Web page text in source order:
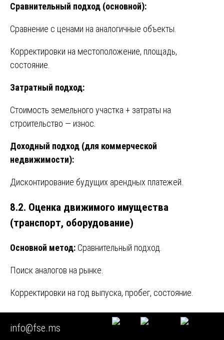
Сравнительный подход (основной):
Сравнение с ценами на аналогичные объекты.
Корректировки на местоположение, площадь,
состояние.
Затратный подход:
Стоимость земельного участка + затраты на
строительство — износ.
Доходный подход (для коммерческой
недвижимости):
Дисконтирование будущих арендных платежей.
8.2. Оценка движимого имущества
(транспорт, оборудование)
Основной метод: Сравнительный подход.
Поиск аналогов на рынке.
Корректировки на год выпуска, пробег, состояние.
8.3. Оценка бизнеса (метод чистых активов,
DCF, мультипликаторы)
info@fse.ms